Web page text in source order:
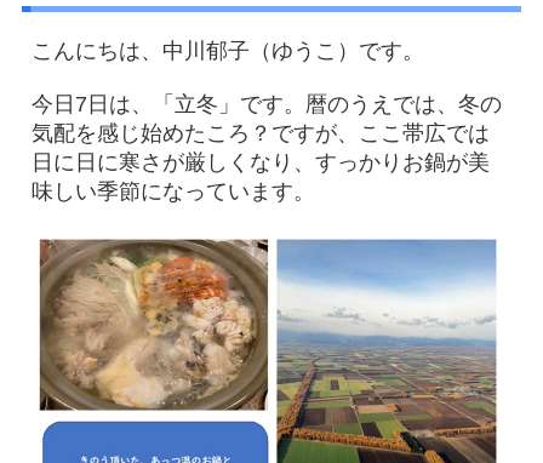
こんにちは、中川郁子（ゆうこ）です。
今日7日は、「立冬」です。暦のうえでは、冬の
気配を感じ始めたころ？ですが、ここ帯広では
日に日に寒さが厳しくなり、すっかりお鍋が美
味しい季節になっています。